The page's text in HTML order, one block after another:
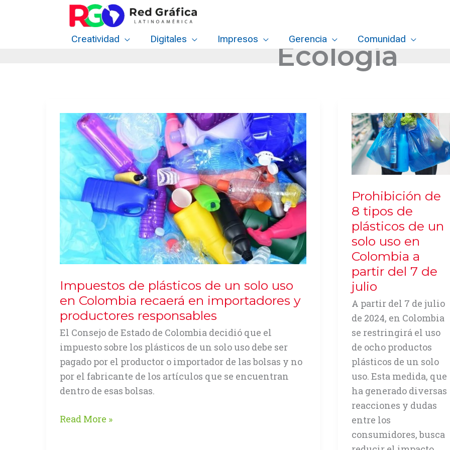
Creatividad Digitales Impresos Gerencia Comunidad
Ecología
Impuestos de plásticos de un solo uso
en Colombia recaerá en importadores y
productores responsables
El Consejo de Estado de Colombia decidió que el
impuesto sobre los plásticos de un solo uso debe ser
pagado por el productor o importador de las bolsas y no
por el fabricante de los artículos que se encuentran
dentro de esas bolsas.
Impuestos
Read More »
Prohibición de
8 tipos de
plásticos de un
solo uso en
Colombia a
partir del 7 de
julio
A partir del 7 de julio
de 2024, en Colombia
se restringirá el uso
de ocho productos
plásticos de un solo
uso. Esta medida, que
ha generado diversas
reacciones y dudas
entre los
consumidores, busca